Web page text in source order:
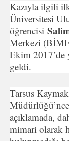
Kazıyla ilgili
Üniversitesi
öğrencisi
Merkezi
Ekim 2017’de
geldi.
Tarsus
açıklamada,
mimari olarak